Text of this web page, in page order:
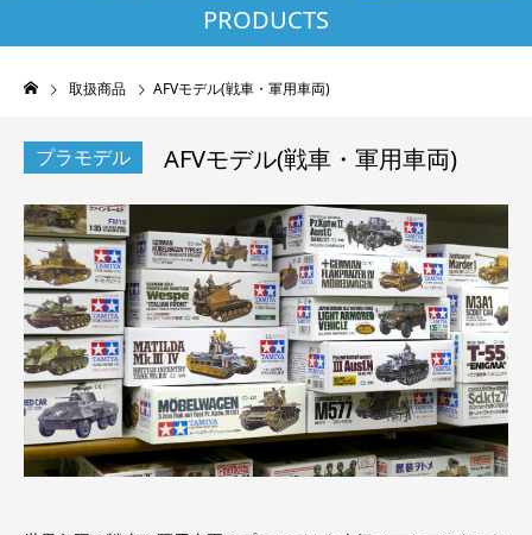
PRODUCTS
取扱商品 AFVモデル(戦車・軍用車両)
プラモデル AFVモデル(戦車・軍用車両)